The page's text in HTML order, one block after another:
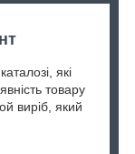
які
товару
виріб, який